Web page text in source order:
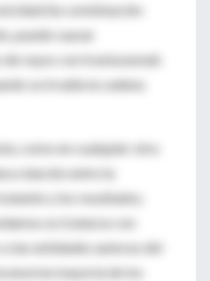
(la combinación
puede causar
de rayos con trastuzumab
se irradia la cadena
como en cualquier otra
relación entre la
y los resultados.
es tratarse con
las entidades autoras del
enorme mayoría de los